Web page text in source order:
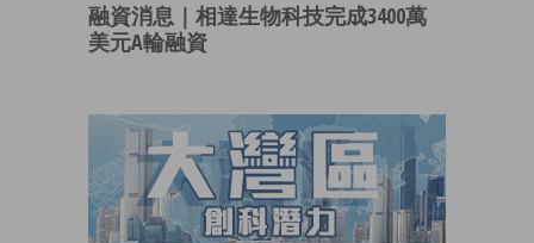
融資消息｜相達生物科技完成3400萬
美元A輪融資